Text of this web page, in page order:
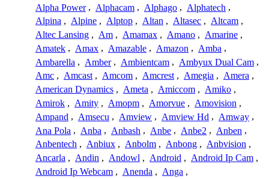
Alpha Power , Alphacam , Alphago , Alphatech ,
Alpina , Alpine , Alptop , Altan , Altasec , Altcam ,
Altec Lansing , Am , Amamax , Amano , Amarine ,
Amatek , Amax , Amazable , Amazon , Amba ,
Ambarella , Amber , Ambientcam , Ambyux Dual Cam ,
Amc , Amcast , Amcom , Amcrest , Amegia , Amera ,
American Dynamics , Ameta , Amiccom , Amiko ,
Amirok , Amity , Amopm , Amorvue , Amovision ,
Ampand , Amsecu , Amview , Amview Hd , Amway ,
Ana Pola , Anba , Anbash , Anbe , Anbe2 , Anben ,
Anbentech , Anbiux , Anbolm , Anbong , Anbvision ,
Ancarla , Andin , Andowl , Android , Android Ip Cam ,
Android Ip Webcam , Anenda , Anga ,